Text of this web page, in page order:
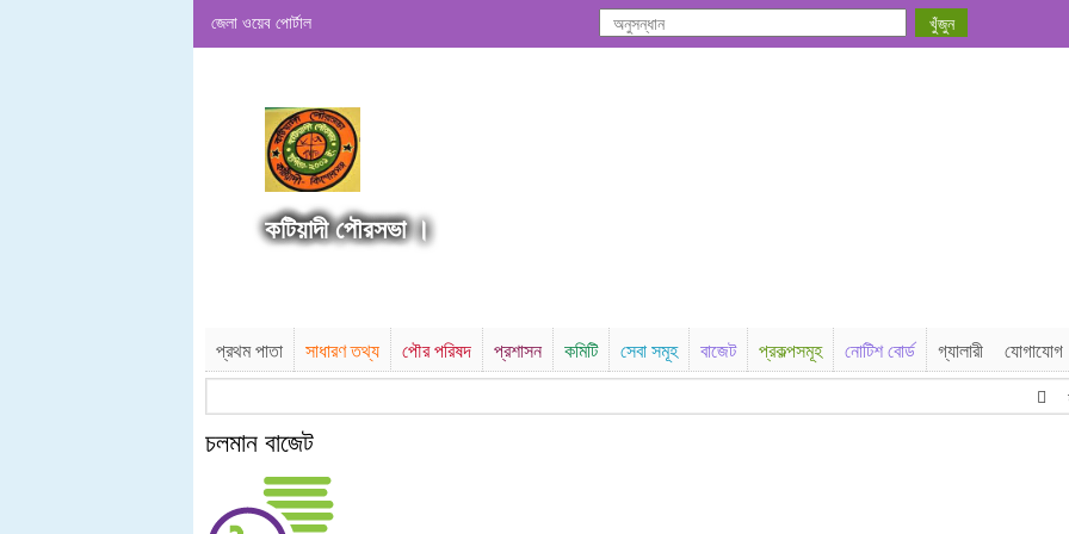
জেলা ওয়েব পোর্টাল
কটিয়াদী পৌরসভা ।
প্রথম পাতা সাধারণ তথ্য পৌর পরিষদ প্রশাসন কমিটি সেবা সমূহ বাজেট প্রকল্পসমূহ নোটিশ বোর্ড গ্যালারী যোগাযোগ
হাট
চলমান বাজেট